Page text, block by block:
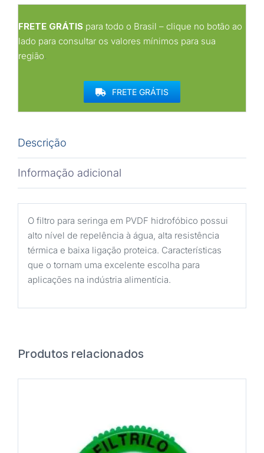
seringa
Filtrilo,
PVDF
Hidrofóbico
-
Diâmetro:13(mm)
Não
FRETE GRÁTISpara todo o Brasil – clique no botão ao
lado para consultar os valores mínimos para sua
região.
FRETE GRÁTIS
Descrição
Informação adicional
O filtro para seringa em PVDF hidrofóbico possui
alto nível de repelência à água, alta resistência
térmica e baixa ligação proteica. Características
que o tornam uma excelente escolha para
aplicações na indústria alimentícia.
Produtos relacionados